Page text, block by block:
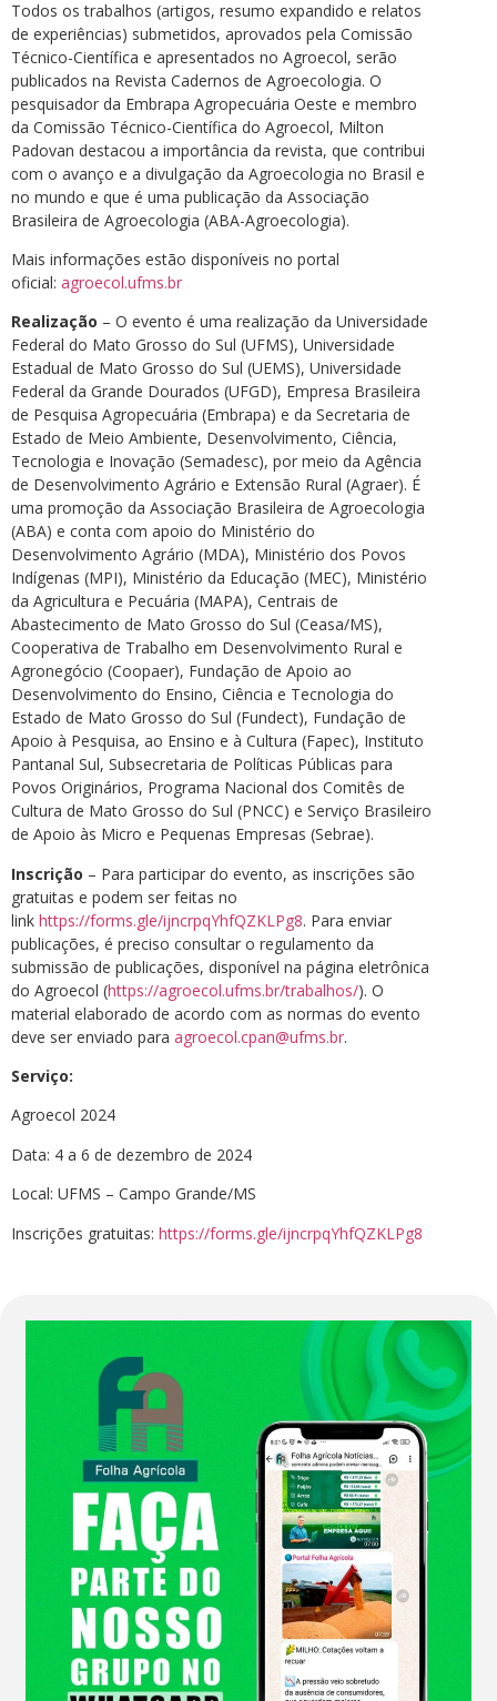
Todos os trabalhos (artigos, resumo expandido e relatos
de experiências) submetidos, aprovados pela Comissão
Técnico-Científica e apresentados no Agroecol, serão
publicados na Revista Cadernos de Agroecologia. O
pesquisador da Embrapa Agropecuária Oeste e membro
da Comissão Técnico-Científica do Agroecol, Milton
Padovan destacou a importância da revista, que contribui
com o avanço e a divulgação da Agroecologia no Brasil e
no mundo e que é uma publicação da Associação
Brasileira de Agroecologia (ABA-Agroecologia).
Mais informações estão disponíveis no portal
oficial: agroecol.ufms.br
Realização – O evento é uma realização da Universidade
Federal do Mato Grosso do Sul (UFMS), Universidade
Estadual de Mato Grosso do Sul (UEMS), Universidade
Federal da Grande Dourados (UFGD), Empresa Brasileira
de Pesquisa Agropecuária (Embrapa) e da Secretaria de
Estado de Meio Ambiente, Desenvolvimento, Ciência,
Tecnologia e Inovação (Semadesc), por meio da Agência
de Desenvolvimento Agrário e Extensão Rural (Agraer). É
uma promoção da Associação Brasileira de Agroecologia
(ABA) e conta com apoio do Ministério do
Desenvolvimento Agrário (MDA), Ministério dos Povos
Indígenas (MPI), Ministério da Educação (MEC), Ministério
da Agricultura e Pecuária (MAPA), Centrais de
Abastecimento de Mato Grosso do Sul (Ceasa/MS),
Cooperativa de Trabalho em Desenvolvimento Rural e
Agronegócio (Coopaer), Fundação de Apoio ao
Desenvolvimento do Ensino, Ciência e Tecnologia do
Estado de Mato Grosso do Sul (Fundect), Fundação de
Apoio à Pesquisa, ao Ensino e à Cultura (Fapec), Instituto
Pantanal Sul, Subsecretaria de Políticas Públicas para
Povos Originários, Programa Nacional dos Comitês de
Cultura de Mato Grosso do Sul (PNCC) e Serviço Brasileiro
de Apoio às Micro e Pequenas Empresas (Sebrae).
Inscrição – Para participar do evento, as inscrições são
gratuitas e podem ser feitas no
link https://forms.gle/ijncrpqYhfQZKLPg8. Para enviar
publicações, é preciso consultar o regulamento da
submissão de publicações, disponível na página eletrônica
do Agroecol (https://agroecol.ufms.br/trabalhos/). O
material elaborado de acordo com as normas do evento
deve ser enviado para agroecol.cpan@ufms.br.
Serviço:
Agroecol 2024
Data: 4 a 6 de dezembro de 2024
Local: UFMS – Campo Grande/MS
Inscrições gratuitas: https://forms.gle/ijncrpqYhfQZKLPg8